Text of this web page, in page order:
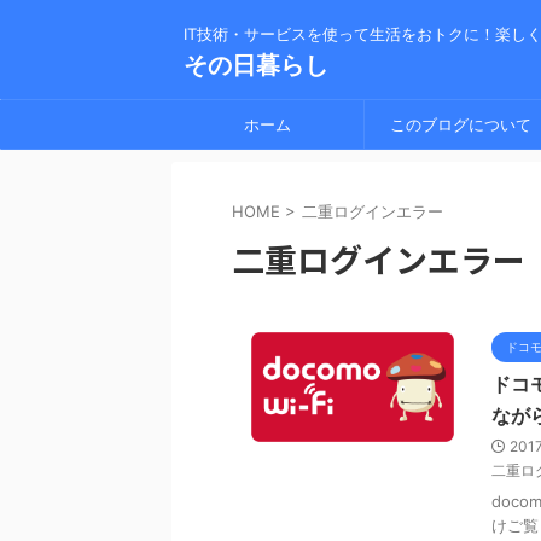
IT技術・サービスを使って生活をおトクに！楽し
その日暮らし
ホーム このブログについて
HOME > 二重ログインエラー
二重ログインエラー
ドコモ
ド
なが
二重ロ
けご